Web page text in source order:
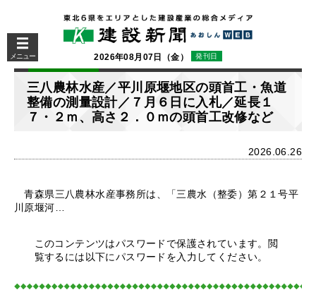
メニュー 2026年08月07日（金） 発刊日
三八農林水産／平川原堰地区の頭首工・魚道
整備の測量設計／７月６日に入札／延長１
７・２ｍ、高さ２．０ｍの頭首工改修など
2026.06.26
青森県三八農林水産事務所は、「三農水（整委）第２１号平
川原堰河…
このコンテンツはパスワードで保護されています。閲
覧するには以下にパスワードを入力してください。